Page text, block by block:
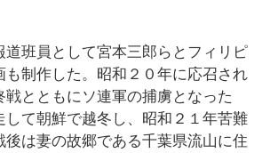
道班員として宮本三郎らとフィリピ
も制作した。昭和２０年に応召され
戦とともにソ連軍の捕虜となった
して朝鮮で越冬し、昭和２１年苦難
後は妻の故郷である千葉県流山に住